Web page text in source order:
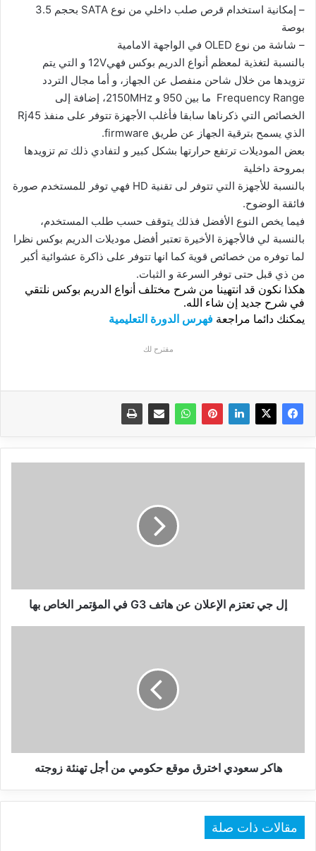
–
إمكانية استخدام قرص صلب داخلي من نوع SATA بحجم 3.5
بوصة
– شاشة من نوع OLED في الواجهة الامامية
بالنسبة لتغذية لمعظم أنواع الدريم بوكس فهي12V و التي يتم
تزويدها من خلال شاحن منفصل عن الجهاز، و أما مجال التردد
Frequency Range ما بين 950 و 2150MHz، إضافة إلى
الخصائص التي ذكرناها سابقا فأغلب الأجهزة تتوفر على منفذ Rj45
الذي يسمح بترقية الجهاز عن طريق firmware.
بعض الموديلات ترتفع حرارتها بشكل كبير و لتفادي ذلك تم تزويدها
بمروحة داخلية
بالنسبة للأجهزة التي تتوفر لى تقنية HD فهي توفر للمستخدم صورة
فائقة الوضوح.
فيما يخص النوع الأفضل فذلك يتوقف حسب طلب المستخدم،
بالنسبة لي فالأجهزة الأخيرة تعتبر أفضل موديلات الدريم بوكس نظرا
لما توفره من خصائص قوية كما انها تتوفر على ذاكرة عشوائية أكبر
من ذي قبل حتى توفر السرعة و الثبات.
هكذا نكون قد انتهينا من شرح مختلف أنواع الدريم بوكس نلتقي
في شرح جديد إن شاء الله.
يمكنك دائما مراجعة فهرس الدورة التعليمية
مقترح لك
المؤتمر
الخاصإل جي تعتزم الإعلان عن هاتف G3 في المؤتمر الخاص بها
زوجته
هاكر سعودي اخترق موقع حكومي من أجل تهنئة زوجته
مقالات ذات صلة